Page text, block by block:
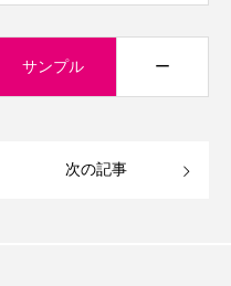
サンプル ー
次の記事